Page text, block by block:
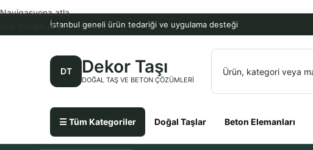
İstanbul geneli ürün tedariği ve uygulama desteği
DT Dekor Taşı
DOĞAL TAŞ VE BETON ÇÖZÜMLERI
☰ Tüm Kategoriler Doğal Taşlar Beton Elemanları
Navigasyona atla
Ana içeriğe atla